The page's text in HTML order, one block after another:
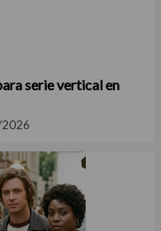
serie vertical en